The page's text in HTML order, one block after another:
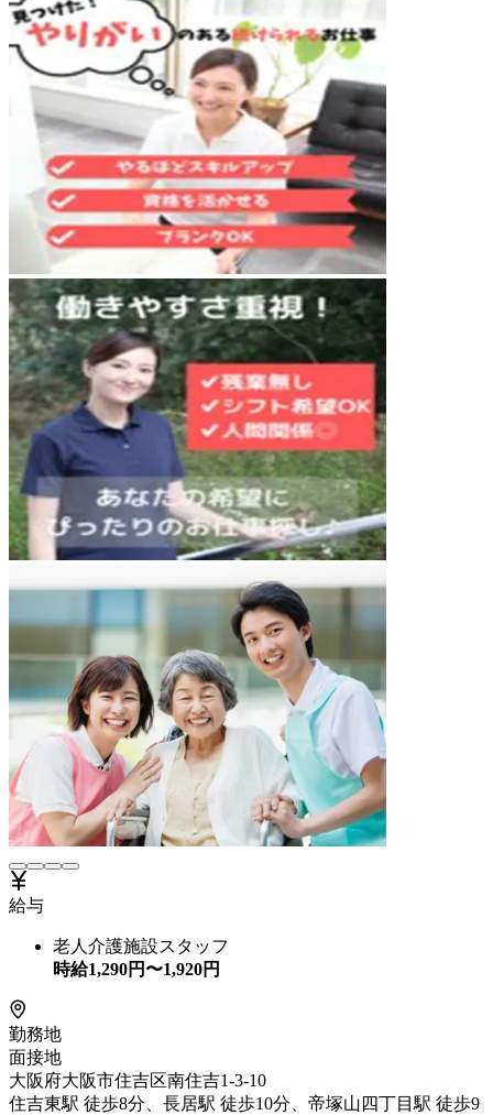
給与
老人介護施設スタッフ
時給1,290円〜1,920円
勤務地
面接地
大阪府大阪市住吉区南住吉1-3-10
住吉東駅 徒歩8分、長居駅 徒歩10分、帝塚山四丁目駅 徒歩9